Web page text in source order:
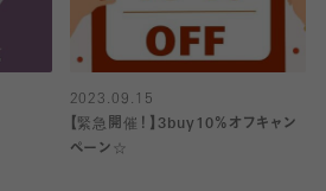
2023.09.15
【緊急開催！】3buy10％オフキャン
ペーン☆